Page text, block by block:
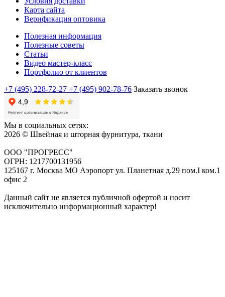
Карта сайта
Верификация оптовика
Полезная информация
Полезные советы
Статьи
Видео мастер-класс
Портфолио от клиентов
+7 (495) 228-72-27 +7 (495) 902-78-76 Заказать звонок
Мы в социальных сетях:
2026 © Швейная и шторная фурнитура, ткани
ООО "ПРОГРЕСС"
ОГРН: 1217700131956
125167 г. Москва МО Аэропорт ул. Планетная д.29 пом.I ком.1
офис 2
Данный сайт не является публичной офертой и носит
исключительно информационный характер!